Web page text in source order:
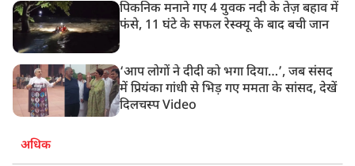
पिकनिक मनाने गए 4 युवक नदी के तेज़ बहाव में
फंसे, 11 घंटे के सफल रेस्क्यू के बाद बची जान
‘आप लोगों ने दीदी को भगा दिया…’, जब संसद
में प्रियंका गांधी से भिड़ गए ममता के सांसद, देखें
दिलचस्प Video
अधिक